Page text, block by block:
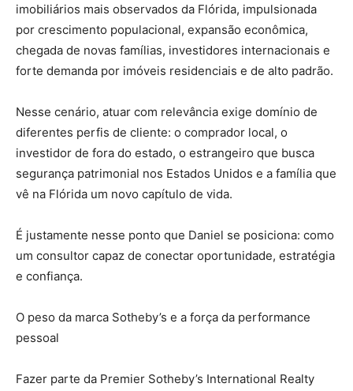
imobiliários mais observados da Flórida, impulsionada
por crescimento populacional, expansão econômica,
chegada de novas famílias, investidores internacionais e
forte demanda por imóveis residenciais e de alto padrão.
Nesse cenário, atuar com relevância exige domínio de
diferentes perfis de cliente: o comprador local, o
investidor de fora do estado, o estrangeiro que busca
segurança patrimonial nos Estados Unidos e a família que
vê na Flórida um novo capítulo de vida.
É justamente nesse ponto que Daniel se posiciona: como
um consultor capaz de conectar oportunidade, estratégia
e confiança.
O peso da marca Sotheby’s e a força da performance
pessoal
Fazer parte da Premier Sotheby’s International Realty